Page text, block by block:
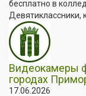
бесплатно в
Девятиклассники,
Видеокамеры
городах
17.06.2026